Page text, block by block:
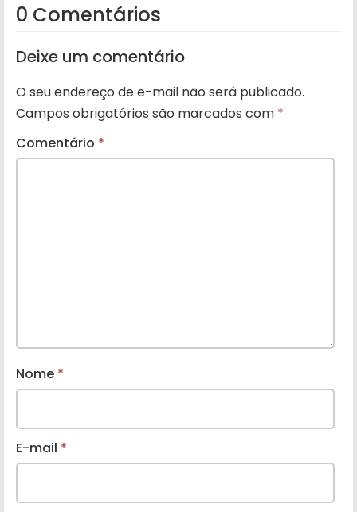
0 Comentários
Deixe um comentário
O seu endereço de e-mail não será publicado.
Campos obrigatórios são marcados com *
Comentário *
Nome *
E-mail *